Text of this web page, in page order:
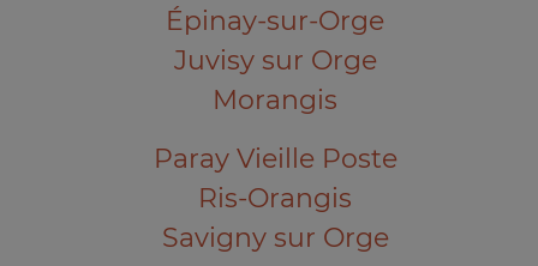
Épinay-sur-Orge
Juvisy sur Orge
Morangis
Paray Vieille Poste
Ris-Orangis
Savigny sur Orge